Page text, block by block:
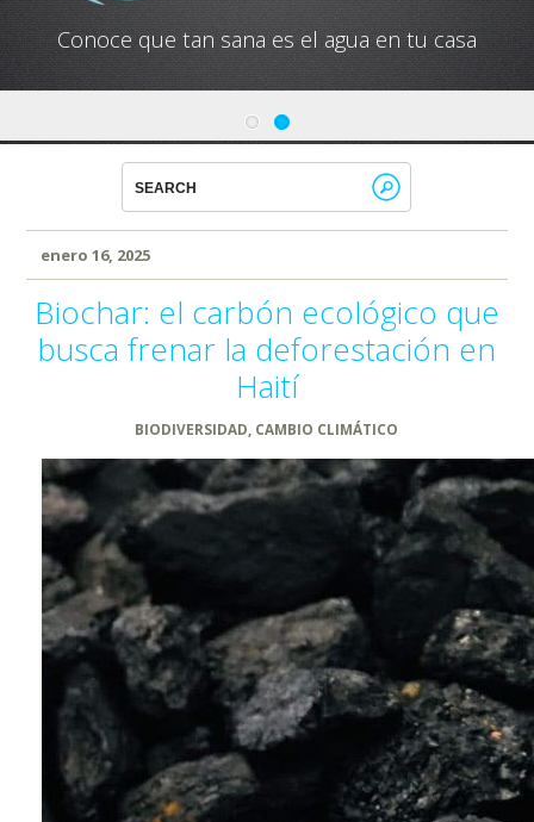
Conoce que tan sana es el agua en tu casa
Conoce cual es el mejor calentador solar de
enero 16, 2025
Biochar: el carbón ecológico que
busca frenar la deforestación en
Haití
BIODIVERSIDAD CAMBIO CLIMÁTICO